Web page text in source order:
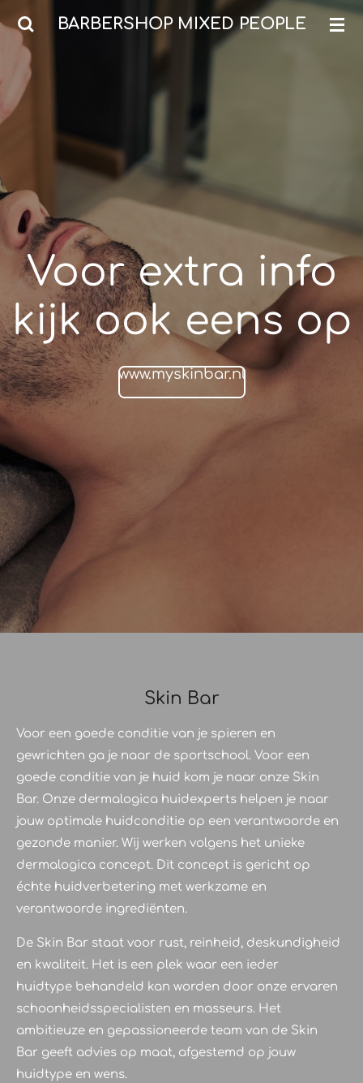
Ga
naar
hoofdinhoud
BARBERSHOP MIXED PEOPLE
Voor extra info
kijk ook eens op
www.myskinbar.nl
Skin Bar
Voor een goede conditie van je spieren en
gewrichten ga je naar de sportschool. Voor een
goede conditie van je huid kom je naar onze Skin
Bar. Onze dermalogica huidexperts helpen je naar
jouw optimale huidconditie op een verantwoorde en
gezonde manier. Wij werken volgens het unieke
dermalogica concept. Dit concept is gericht op
échte huidverbetering met werkzame en
verantwoorde ingrediënten.
De Skin Bar staat voor rust, reinheid, deskundigheid
en kwaliteit. Het is een plek waar een ieder
huidtype behandeld kan worden door onze ervaren
schoonheidsspecialisten en masseurs. Het
ambitieuze en gepassioneerde team van de Skin
Bar geeft advies op maat, afgestemd op jouw
huidtype en wens.